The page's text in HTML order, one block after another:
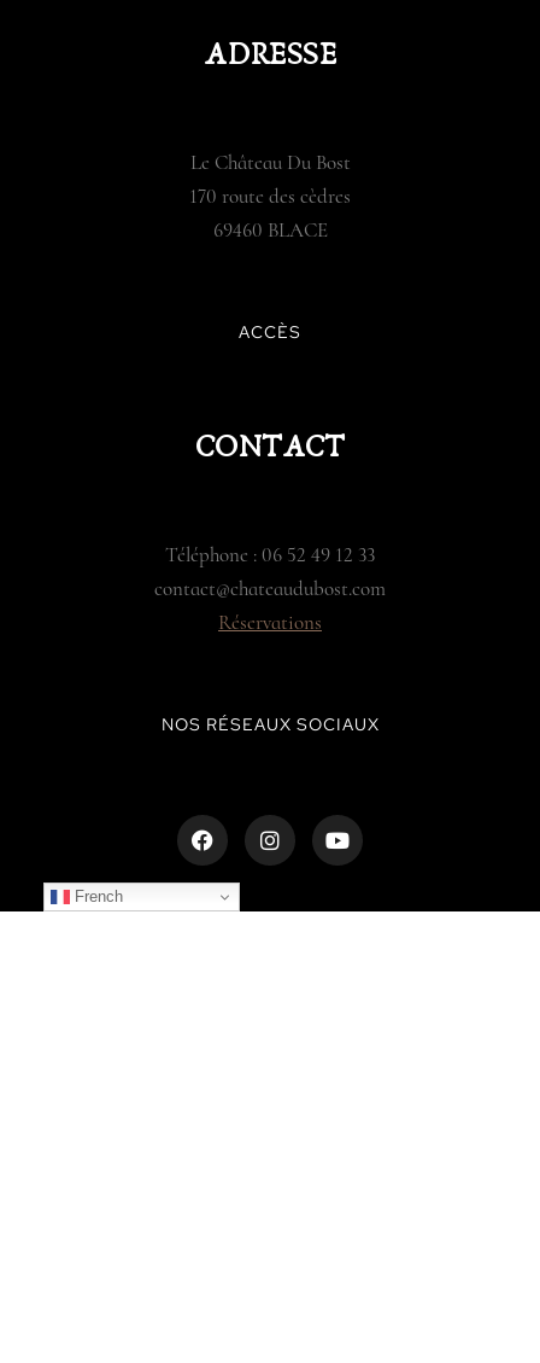
ADRESSE
Le Château Du Bost
170 route des cèdres
69460 BLACE
ACCÈS
CONTACT
Téléphone : 06 52 49 12 33
contact@chateaudubost.com
Réservations
NOS RÉSEAUX SOCIAUX
French